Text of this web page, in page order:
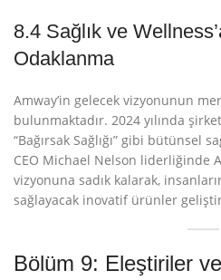
8.4 Sağlık ve
Odaklanma
Amway’in gelecek vizyonunun
bulunmaktadır. 2024 yılında
“Bağırsak Sağlığı” gibi bütünsel
CEO Michael Nelson liderliğinde
vizyonuna sadık kalarak,
sağlayacak inovatif ürünler
Bölüm 9: Eleştiriler ve